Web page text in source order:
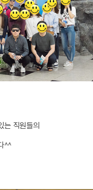
는 직원들의
^^